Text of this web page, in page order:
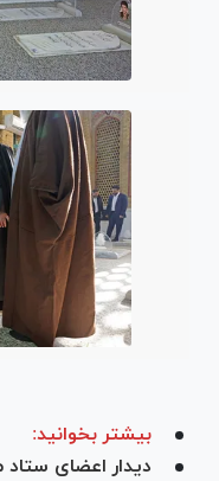
بیشتر بخوانید:
دیدار اعضای ستاد